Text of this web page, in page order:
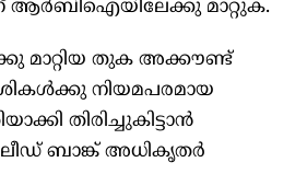
ആർബിഐയിലേക്കു മാറ്റുക.
തുക അക്കൗണ്ട്
നിയമപരമായ
തിരിച്ചുകിട്ടാൻ
ബാങ്ക് അധികൃതർ